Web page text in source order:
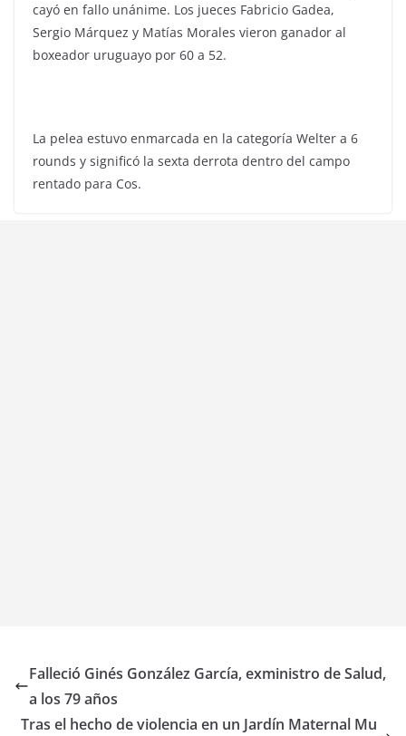
cayó en fallo unánime. Los jueces Fabricio Gadea,
Sergio Márquez y Matías Morales vieron ganador al
boxeador uruguayo por 60 a 52.
La pelea estuvo enmarcada en la categoría Welter a 6
rounds y significó la sexta derrota dentro del campo
rentado para Cos.
Falleció Ginés González García, exministro de Salud,
a los 79 años
Tras el hecho de violencia en un Jardín Maternal Mu